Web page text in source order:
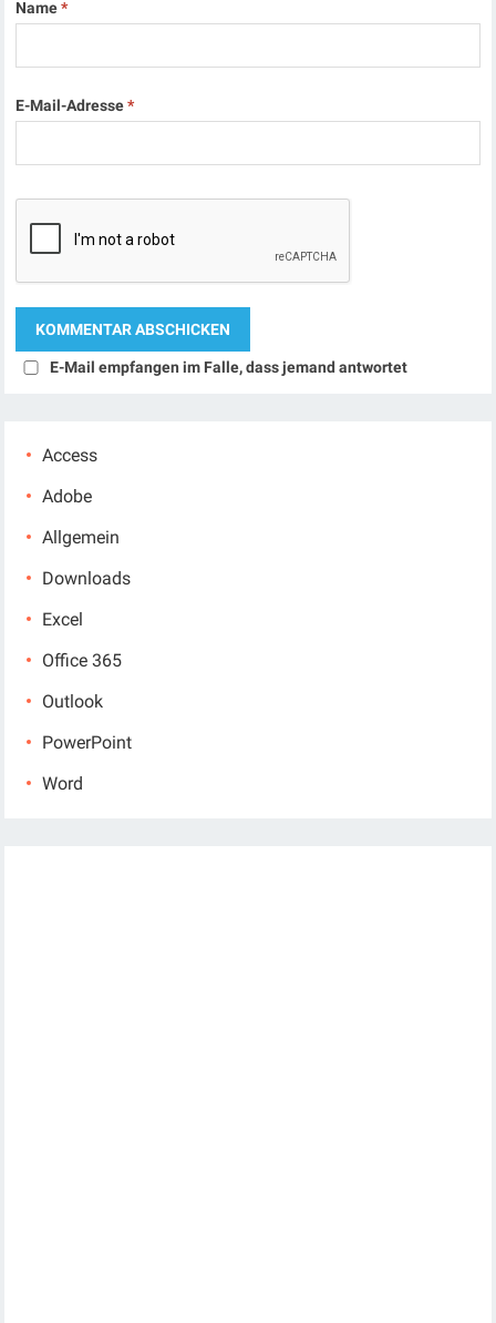
Name*
E-Mail-Adresse*
E-Mail empfangen im Falle, dass jemand antwortet
Access
Adobe
Allgemein
Downloads
Excel
Office 365
Outlook
PowerPoint
Word